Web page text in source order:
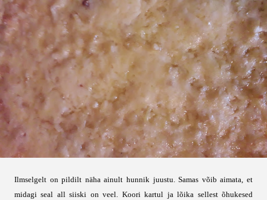
Ilmselgelt on pildilt näha ainult hunnik juustu. Samas võib aimata, et
midagi seal all siiski on veel. Koori kartul ja lõika sellest õhukesed